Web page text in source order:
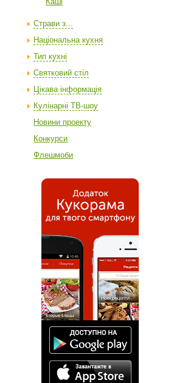
Страви з...
Національна кухня
Тип кухні
Святковий стіл
Цікава інформація
Кулінарні ТВ-шоу
Новини проекту
Конкурси
Флешмоби